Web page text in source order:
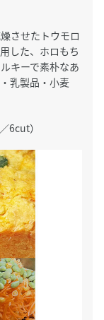
させたトウモロ
した、ホロもち
キーで素朴なあ
乳製品・小麦
6cut）